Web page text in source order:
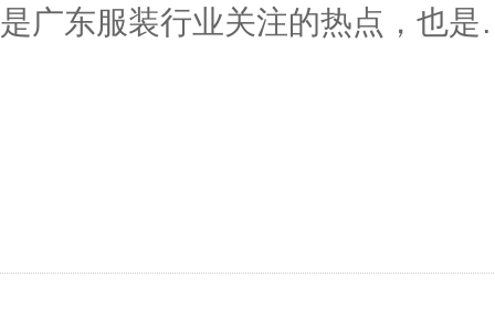
是广东服装行业关注的热点，也